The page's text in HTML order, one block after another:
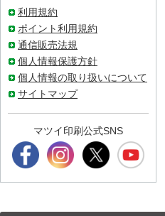
利用規約
ポイント利用規約
通信販売法規
個人情報保護方針
個人情報の取り扱いについて
サイトマップ
マツイ印刷公式SNS